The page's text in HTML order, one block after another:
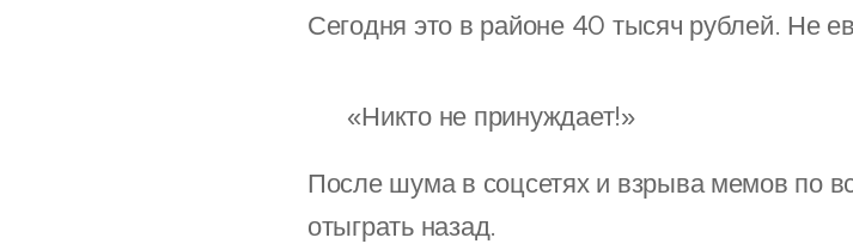
Сегодня это в районе 40 тысяч рублей. Не
🤡 «Никто не принуждает!»
После шума в соцсетях и взрыва мемов по
отыграть назад.